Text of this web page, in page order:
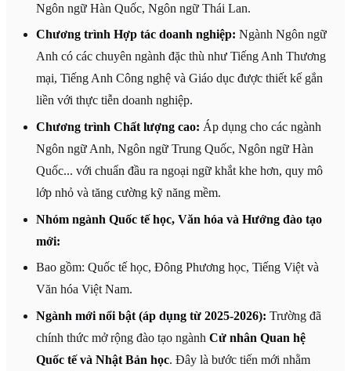
Ngôn ngữ Hàn Quốc, Ngôn ngữ Thái Lan.
Chương trình Hợp tác doanh nghiệp: Ngành Ngôn ngữ
Anh có các chuyên ngành đặc thù như Tiếng Anh Thương
mại, Tiếng Anh Công nghệ và Giáo dục được thiết kế gắn
liền với thực tiễn doanh nghiệp.
Chương trình Chất lượng cao: Áp dụng cho các ngành
Ngôn ngữ Anh, Ngôn ngữ Trung Quốc, Ngôn ngữ Hàn
Quốc... với chuẩn đầu ra ngoại ngữ khắt khe hơn, quy mô
lớp nhỏ và tăng cường kỹ năng mềm.
Nhóm ngành Quốc tế học, Văn hóa và Hướng đào tạo
mới:
Bao gồm: Quốc tế học, Đông Phương học, Tiếng Việt và
Văn hóa Việt Nam.
Ngành mới nổi bật (áp dụng từ 2025-2026): Trường đã
chính thức mở rộng đào tạo ngành Cử nhân Quan hệ
Quốc tế và Nhật Bản học. Đây là bước tiến mới nhằm